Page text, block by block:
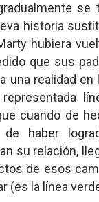
historia
hubiera
que sus
una realidad
cuando de
haber
su relación,
de esos
(es la línea